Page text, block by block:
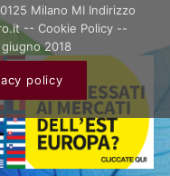
Milano MI Indirizzo
-- Cookie Policy --
2018
policy